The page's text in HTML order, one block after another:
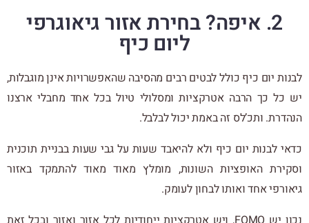
2. איפה? בחירת אזור גיאוגרפי
ליום כיף
לבנות יום כיף כולל לבטים רבים מהסיבה שהאפשרויות אינן מוגבלות,
יש כל כך הרבה אטרקציות ומסלולי טיול בכל אחד מחבלי ארצנו
הנהדרת. ותכ’לס זה באמת יכול לבלבל.
כדאי לבנות יום כיף ולא להיאבד שעות על גבי שעות בבניית תוכנית
וסקירת האופציות השונות, מומלץ מאוד מאוד להתמקד באזור
גיאורפי אחד ואותו לבחון לעומק.